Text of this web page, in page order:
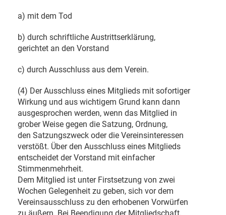
a) mit dem Tod
b) durch schriftliche Austrittserklärung,
gerichtet an den Vorstand
c) durch Ausschluss aus dem Verein.
(4) Der Ausschluss eines Mitglieds mit sofortiger
Wirkung und aus wichtigem Grund kann dann
ausgesprochen werden, wenn das Mitglied in
grober Weise gegen die Satzung, Ordnung,
den Satzungszweck oder die Vereinsinteressen
verstößt. Über den Ausschluss eines Mitglieds
entscheidet der Vorstand mit einfacher
Stimmenmehrheit.
Dem Mitglied ist unter Firstsetzung von zwei
Wochen Gelegenheit zu geben, sich vor dem
Vereinsausschluss zu den erhobenen Vorwürfen
zu äußern. Bei Beendigung der Mitgliedschaft,